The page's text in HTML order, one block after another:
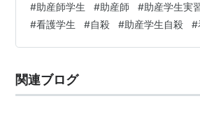
殺しようとしていたから・・・。 助
助産師になりたいと思ったのは、私が
ホームビデオを見て、「この助産師
看護職の中で唯一独立開業ができる資
しかできない仕事です。少子化…
#助産師学生 #助産師 #助産学生実
#看護学生 #自殺 #助産学生自殺 #
関連ブログ